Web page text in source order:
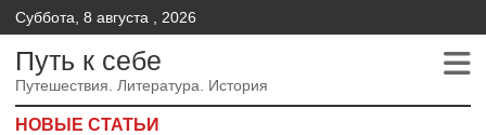
Суббота, 8 августа , 2026
Путь к себе
Путешествия. Литература. История
НОВЫЕ СТАТЬИ